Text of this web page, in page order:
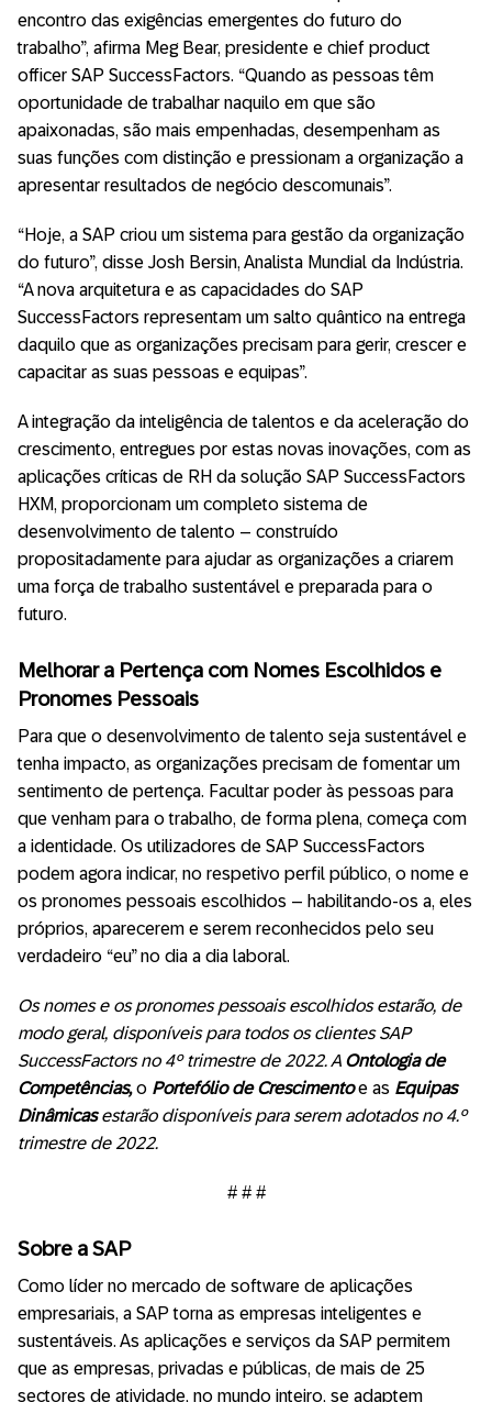
encontro das exigências emergentes do futuro do
trabalho”, afirma Meg Bear, presidente e chief product
officer SAP SuccessFactors. “Quando as pessoas têm
oportunidade de trabalhar naquilo em que são
apaixonadas, são mais empenhadas, desempenham as
suas funções com distinção e pressionam a organização a
apresentar resultados de negócio descomunais”.
“Hoje, a SAP criou um sistema para gestão da organização
do futuro”, disse Josh Bersin, Analista Mundial da Indústria.
“A nova arquitetura e as capacidades do SAP
SuccessFactors representam um salto quântico na entrega
daquilo que as organizações precisam para gerir, crescer e
capacitar as suas pessoas e equipas”.
A integração da inteligência de talentos e da aceleração do
crescimento, entregues por estas novas inovações, com as
aplicações críticas de RH da solução SAP SuccessFactors
HXM, proporcionam um completo sistema de
desenvolvimento de talento – construído
propositadamente para ajudar as organizações a criarem
uma força de trabalho sustentável e preparada para o
futuro.
Melhorar a Pertença com Nomes Escolhidos e
Pronomes Pessoais
Para que o desenvolvimento de talento seja sustentável e
tenha impacto, as organizações precisam de fomentar um
sentimento de pertença. Facultar poder às pessoas para
que venham para o trabalho, de forma plena, começa com
a identidade. Os utilizadores de SAP SuccessFactors
podem agora indicar, no respetivo perfil público, o nome e
os pronomes pessoais escolhidos – habilitando-os a, eles
próprios, aparecerem e serem reconhecidos pelo seu
verdadeiro “eu” no dia a dia laboral.
Os nomes e os pronomes pessoais escolhidos estarão, de
modo geral, disponíveis para todos os clientes SAP
SuccessFactors no 4º trimestre de 2022. A Ontologia de
Competências,o Portefólio de Crescimentoe as Equipas
Dinâmicasestarão disponíveis para serem adotados no 4.º
trimestre de 2022.
# # #
Sobre a SAP
Como líder no mercado de software de aplicações
empresariais, a SAP torna as empresas inteligentes e
sustentáveis. As aplicações e serviços da SAP permitem
que as empresas, privadas e públicas, de mais de 25
sectores de atividade, no mundo inteiro, se adaptem